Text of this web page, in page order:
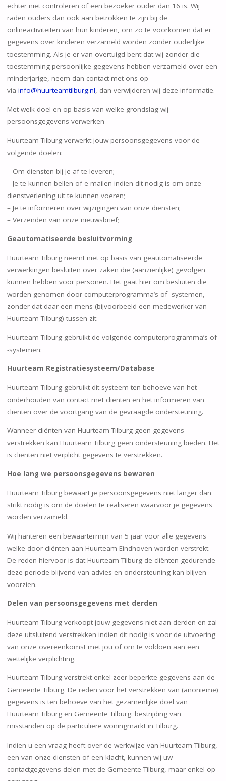
echter niet controleren of een bezoeker ouder dan 16 is. Wij
raden ouders dan ook aan betrokken te zijn bij de
onlineactiviteiten van hun kinderen, om zo te voorkomen dat er
gegevens over kinderen verzameld worden zonder ouderlijke
toestemming. Als je er van overtuigd bent dat wij zonder die
toestemming persoonlijke gegevens hebben verzameld over een
minderjarige, neem dan contact met ons op
via info@huurteamtilburg.nl, dan verwijderen wij deze informatie.
Met welk doel en op basis van welke grondslag wij
persoonsgegevens verwerken
Huurteam Tilburg verwerkt jouw persoonsgegevens voor de
volgende doelen:
– Om diensten bij je af te leveren;
– Je te kunnen bellen of e-mailen indien dit nodig is om onze
dienstverlening uit te kunnen voeren;
– Je te informeren over wijzigingen van onze diensten;
– Verzenden van onze nieuwsbrief;
Geautomatiseerde besluitvorming
Huurteam Tilburg neemt niet op basis van geautomatiseerde
verwerkingen besluiten over zaken die (aanzienlijke) gevolgen
kunnen hebben voor personen. Het gaat hier om besluiten die
worden genomen door computerprogramma’s of -systemen,
zonder dat daar een mens (bijvoorbeeld een medewerker van
Huurteam Tilburg) tussen zit.
Huurteam Tilburg gebruikt de volgende computerprogramma’s of
-systemen:
Huurteam Registratiesysteem/Database
Huurteam Tilburg gebruikt dit systeem ten behoeve van het
onderhouden van contact met cliënten en het informeren van
cliënten over de voortgang van de gevraagde ondersteuning.
Wanneer cliënten van Huurteam Tilburg geen gegevens
verstrekken kan Huurteam Tilburg geen ondersteuning bieden. Het
is cliënten niet verplicht gegevens te verstrekken.
Hoe lang we persoonsgegevens bewaren
Huurteam Tilburg bewaart je persoonsgegevens niet langer dan
strikt nodig is om de doelen te realiseren waarvoor je gegevens
worden verzameld.
Wij hanteren een bewaartermijn van 5 jaar voor alle gegevens
welke door cliënten aan Huurteam Eindhoven worden verstrekt.
De reden hiervoor is dat Huurteam Tilburg de cliënten gedurende
deze periode blijvend van advies en ondersteuning kan blijven
voorzien.
Delen van persoonsgegevens met derden
Huurteam Tilburg verkoopt jouw gegevens niet aan derden en zal
deze uitsluitend verstrekken indien dit nodig is voor de uitvoering
van onze overeenkomst met jou of om te voldoen aan een
wettelijke verplichting.
Huurteam Tilburg verstrekt enkel zeer beperkte gegevens aan de
Gemeente Tilburg. De reden voor het verstrekken van (anonieme)
gegevens is ten behoeve van het gezamenlijke doel van
Huurteam Tilburg en Gemeente Tilburg: bestrijding van
misstanden op de particuliere woningmarkt in Tilburg.
Indien u een vraag heeft over de werkwijze van Huurteam Tilburg,
een van onze diensten of een klacht, kunnen wij uw
contactgegevens delen met de Gemeente Tilburg, maar enkel op